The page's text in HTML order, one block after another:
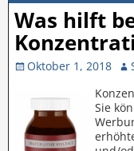
Was hilft
Oktober 1, 2018
Sie